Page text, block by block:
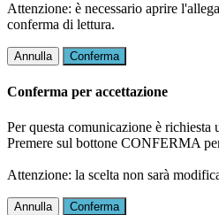
Attenzione: è necessario aprire
conferma di lettura.
Annulla Conferma
Conferma per accettazione
Per questa comunicazione è richiesta
Premere sul bottone CONFERMA
Attenzione: la scelta non sarà
Annulla Conferma